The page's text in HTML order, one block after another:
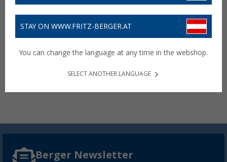
1.949,- €
Berger Newsletter
STAY ON WWW.FRITZ-BERGER.AT
You can change the language at any time in the webshop.
SELECT ANOTHER LANGUAGE